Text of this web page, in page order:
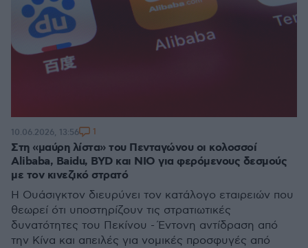
Στη «μαύρη λίστα» του Πενταγώνου οι κολοσσοί
Alibaba, Baidu, BYD και NIO για φερόμενους δεσμούς
με τον κινεζικό στρατό
Η Ουάσιγκτον διευρύνει τον κατάλογο εταιρειών που
θεωρεί ότι υποστηρίζουν τις στρατιωτικές
δυνατότητες του Πεκίνου - Έντονη αντίδραση από
την Κίνα και απειλές για νομικές προσφυγές από
10.06.2026, 13:56 1